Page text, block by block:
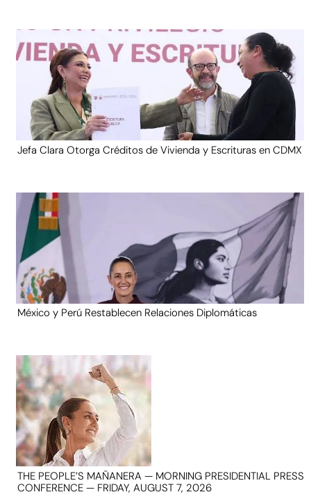
Jefa Clara Otorga Créditos de Vivienda y Escrituras en CDMX
México y Perú Restablecen Relaciones Diplomáticas
THE PEOPLE’S MAÑANERA — MORNING PRESIDENTIAL PRESS
CONFERENCE — FRIDAY, AUGUST 7, 2026